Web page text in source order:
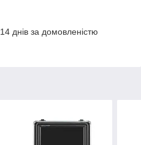
днів за домовленістю